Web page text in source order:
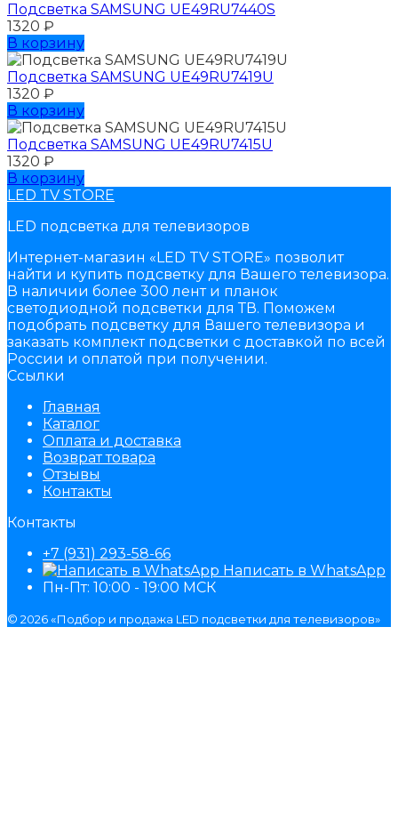
Подсветка SAMSUNG UЕ49RU7440S
1320 ₽
В корзину
Подсветка SAMSUNG UЕ49RU7419U
1320 ₽
В корзину
Подсветка SAMSUNG UЕ49RU7415U
1320 ₽
В корзину
LED TV STORE
LED подсветка для телевизоров
Интернет-магазин «LED TV STORE» позволит
найти и купить подсветку для Вашего телевизора.
В наличии более 300 лент и планок
светодиодной подсветки для ТВ. Поможем
подобрать подсветку для Вашего телевизора и
заказать комплект подсветки с доставкой по всей
России и оплатой при получении.
Ссылки
Главная
Каталог
Оплата и доставка
Возврат товара
Отзывы
Контакты
Контакты
+7 (931) 293-58-66
Написать в WhatsApp
Пн-Пт: 10:00 - 19:00 МСК
© 2026 «Подбор и продажа LED подсветки для телевизоров»